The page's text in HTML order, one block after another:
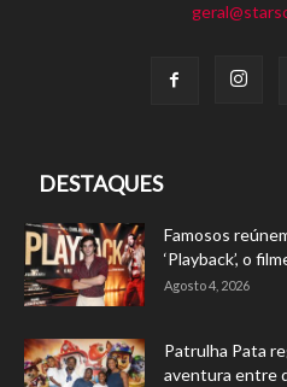
DESTAQUES
Famosos
‘Playback’, o
Agosto 4, 2026
Patrulha Pata
aventura entre